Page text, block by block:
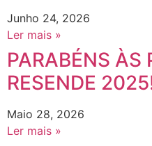
Junho 24, 2026
Ler mais »
PARABÉNS ÀS
RESENDE
Maio 28, 2026
Ler mais »